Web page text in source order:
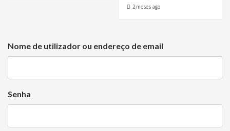
2 meses ago
Nome de utilizador ou endereço de email
Senha